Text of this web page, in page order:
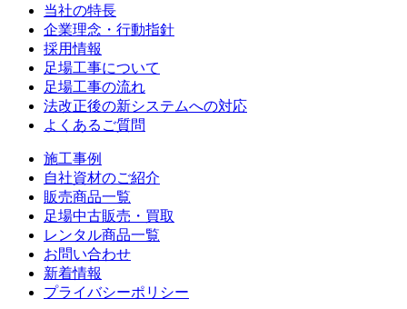
当社の特長
企業理念・行動指針
採用情報
足場工事について
足場工事の流れ
法改正後の新システムへの対応
よくあるご質問
施工事例
自社資材のご紹介
販売商品一覧
足場中古販売・買取
レンタル商品一覧
お問い合わせ
新着情報
プライバシーポリシー